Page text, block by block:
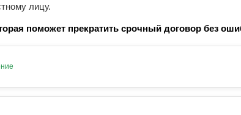
лицу.
поможет прекратить срочный договор без